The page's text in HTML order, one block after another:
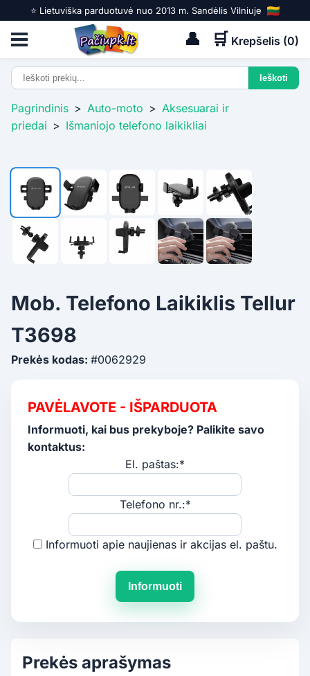
⭐️ Lietuviška parduotuvė nuo 2013 m. Sandėlis Vilniuje
👤 🛒 Krepšelis (0)
Pagrindinis > Auto-moto > Aksesuarai ir
priedai > Išmaniojo telefono laikikliai
Mob. Telefono Laikiklis Tellur
T3698
Prekės kodas: #0062929
PAVĖLAVOTE - IŠPARDUOTA
Informuoti, kai bus prekyboje? Palikite savo
kontaktus:
El. paštas:*
Telefono nr.:*
Informuoti apie naujienas ir akcijas el. paštu.
Informuoti
Prekės aprašymas